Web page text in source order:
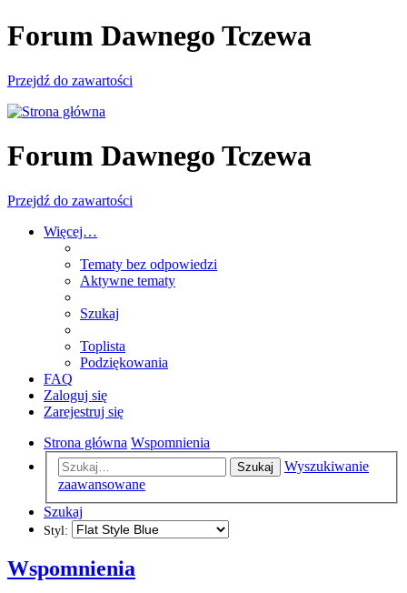
Forum Dawnego Tczewa
Przejdź do zawartości
Forum Dawnego Tczewa
Przejdź do zawartości
Więcej…
Tematy bez odpowiedzi
Aktywne tematy
Szukaj
Toplista
Podziękowania
FAQ
Zaloguj się
Zarejestruj się
Strona główna Wspomnienia
Szukaj
Wyszukiwanie
zaawansowane
Szukaj
Styl:
Wspomnienia